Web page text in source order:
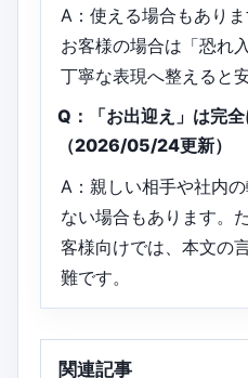
A：使える場合もあり
お客様の場合は「恐れ
丁寧な表現へ整えると
Q：「お出迎え」は完
（2026/05/24更新）
A：親しい相手や社内
ない場合もあります。
客様向けでは、本文の
難です。
関連記事